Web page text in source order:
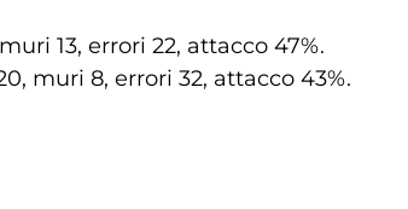
13, errori 22, attacco 47%.
muri 8, errori 32, attacco 43%.